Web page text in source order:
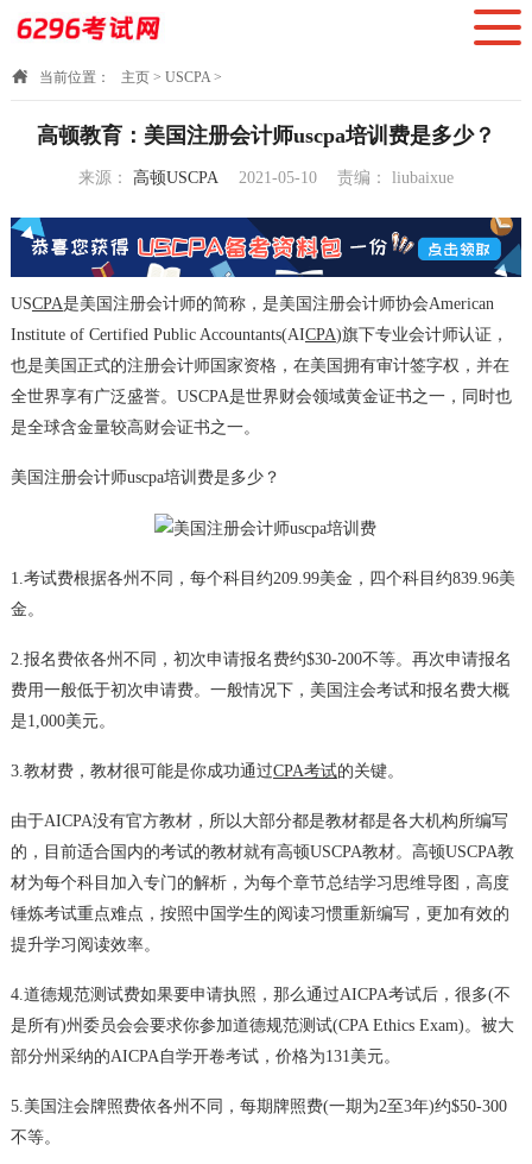
当前位置： 主页> USCPA>
高顿教育：美国注册会计师uscpa培训费是多少？
来源： 高顿USCPA
2021-05-10
责编： liubaixue
USCPA是美国注册会计师的简称，是美国注册会计师协会American
Institute of Certified Public Accountants(AICPA)旗下专业会计师认证，
也是美国正式的注册会计师国家资格，在美国拥有审计签字权，并在
全世界享有广泛盛誉。USCPA是世界财会领域黄金证书之一，同时也
是全球含金量较高财会证书之一。
美国注册会计师uscpa培训费是多少？
1.考试费根据各州不同，每个科目约209.99美金，四个科目约839.96美
金。
2.报名费依各州不同，初次申请报名费约$30-200不等。再次申请报名
费用一般低于初次申请费。一般情况下，美国注会考试和报名费大概
是1,000美元。
3.教材费，教材很可能是你成功通过CPA考试的关键。
由于AICPA没有官方教材，所以大部分都是教材都是各大机构所编写
的，目前适合国内的考试的教材就有高顿USCPA教材。高顿USCPA教
材为每个科目加入专门的解析，为每个章节总结学习思维导图，高度
锤炼考试重点难点，按照中国学生的阅读习惯重新编写，更加有效的
提升学习阅读效率。
4.道德规范测试费如果要申请执照，那么通过AICPA考试后，很多(不
是所有)州委员会会要求你参加道德规范测试(CPA Ethics Exam)。被大
部分州采纳的AICPA自学开卷考试，价格为131美元。
5.美国注会牌照费依各州不同，每期牌照费(一期为2至3年)约$50-300
不等。